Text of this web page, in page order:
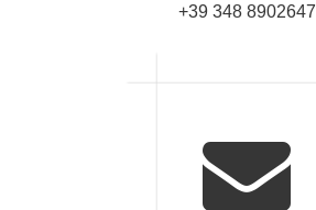
+39 348 8902647